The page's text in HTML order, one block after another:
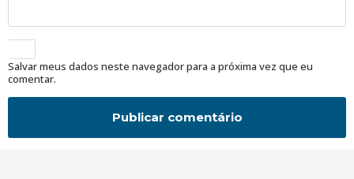
Salvar meus dados neste navegador para a próxima vez que eu
comentar.